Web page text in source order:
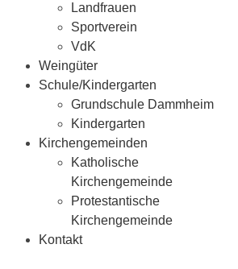
Landfrauen
Sportverein
VdK
Weingüter
Schule/Kindergarten
Grundschule Dammheim
Kindergarten
Kirchengemeinden
Katholische
Kirchengemeinde
Protestantische
Kirchengemeinde
Kontakt